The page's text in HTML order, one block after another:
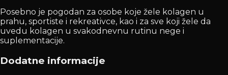
Posebno je pogodan za osobe koje žele kolagen u
prahu, sportiste i rekreativce, kao i za sve koji žele da
uvedu kolagen u svakodnevnu rutinu nege i
suplementacije.
Dodatne informacije